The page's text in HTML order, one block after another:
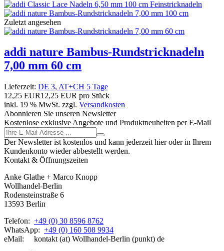
Zuletzt angesehen
addi nature Bambus-Rundstricknadeln
7,00 mm 60 cm
Lieferzeit: DE 3, AT+CH 5 Tage
12,25 EUR12,25 EUR pro Stück
inkl. 19 % MwSt. zzgl. Versandkosten
Abonnieren Sie unseren Newsletter
Kostenlose exklusive Angebote und Produktneuheiten per E-Mail
Der Newsletter ist kostenlos und kann jederzeit hier oder in Ihrem
Kundenkonto wieder abbestellt werden.
Kontakt & Öffnungszeiten
Anke Glathe + Marco Knopp
Wollhandel-Berlin
Rodensteinstraße 6
13593 Berlin
Telefon: +49 (0) 30 8596 8762
WhatsApp: +49 (0) 160 508 9934
eMail: kontakt (at) Wollhandel-Berlin (punkt) de